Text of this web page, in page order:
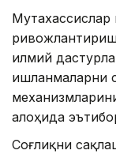
илмий
ишланмаларни
алоҳида
Соғлиқни